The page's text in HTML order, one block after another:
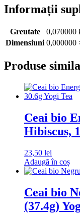
Informații
Greutate
0,070000
Dimensiuni 0,000000
Produse
Ceai bio
Hibiscus,
23,50 lei
Adaugă în coș
Ceai bio
(37.4g)